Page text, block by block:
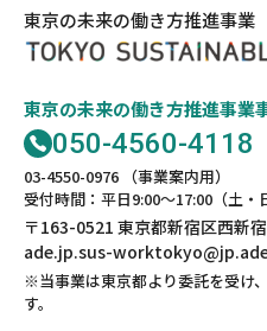
東京の未来の働き方推進事業
東京の未来の働き方推進事業
050-4560-4118
03-4550-0976 （事業案内用）
受付時間：平日9:00～17:00（土・
〒163-0521 東京都新宿区西
ade.jp.sus-
※当事業は東京都より委託を受け
す。